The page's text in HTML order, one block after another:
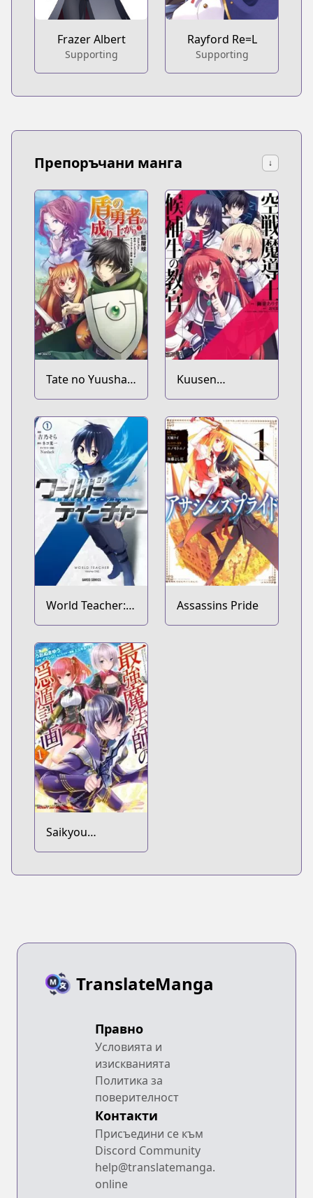
Frazer Albert
Supporting
Rayford Re=L
Supporting
Препоръчани манга ↓
Tate no Yuusha
no Nariagari
Kuusen
Madoushi
Kouhosei no
Kyoukan
World Teacher:
Isekaishiki
Kyouiku Agent
Assassins Pride
Saikyou
Mahoushi no
TranslateManga
Правно
Условията и
изискванията
Политика за
поверителност
Контакти
Присъедини се към
Discord Community
help@translatemanga.
online